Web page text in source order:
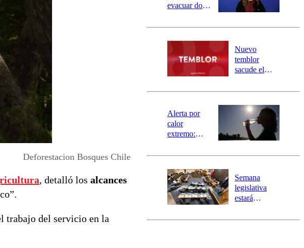
Deforestacion Bosques Chile
, detalló los alcances
trabajo del servicio en la
evacuar dos
Carahue por
río Damas:
activa
mensajería
SAE
Nuevo
temblor
sacude el
revisa la
epicentro
Alerta por
calor
extremo:
activa Alerta
Preventiva en
tres comunas
Semana
legislativa
estará
el fin de la